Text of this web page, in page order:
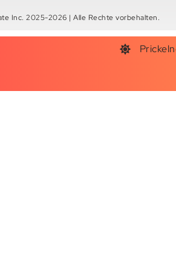
Inc. 2025-2026 | Alle Rechte vorbehalten.